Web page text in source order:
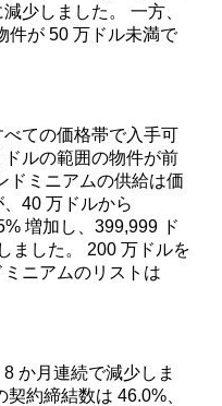
少しました。 一方、
件が 50 万ドル未満で
ての価格帯で入手可
ドルの範囲の物件が前
ドミニアムの供給は価
40 万ドルから
増加し、 399,999 ド
ました。 200 万ドルを
ニアムのリストは
8 か月連続で減少しま
契約締結数は 46.0%